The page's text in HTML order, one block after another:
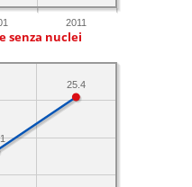
2011
senza nuclei
25.4